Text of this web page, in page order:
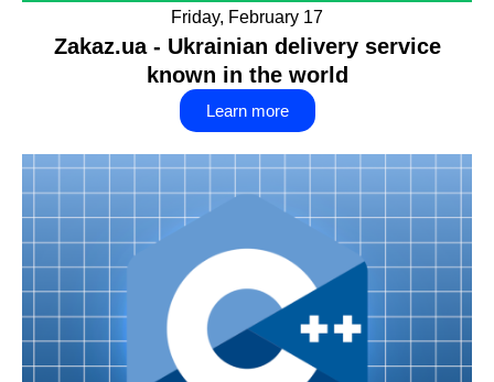
Friday, February 17
Zakaz.ua - Ukrainian delivery service
known in the world
Learn more